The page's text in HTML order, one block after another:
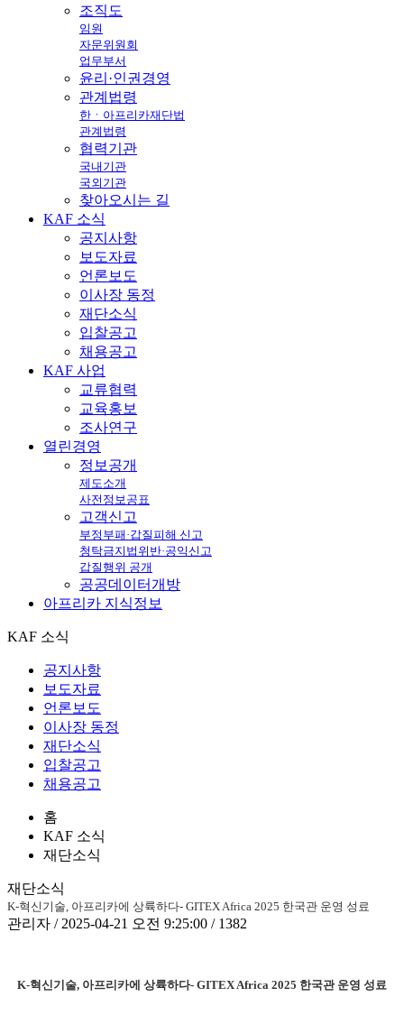
조직도
임원
자문위원회
업무부서
윤리·인권경영
관계법령
한ㆍ아프리카재단법
관계법령
협력기관
국내기관
국외기관
찾아오시는 길
KAF 소식
공지사항
보도자료
언론보도
이사장 동정
재단소식
입찰공고
채용공고
KAF 사업
교류협력
교육홍보
조사연구
열린경영
정보공개
제도소개
사전정보공표
고객신고
부정부패·갑질피해 신고
청탁금지법위반·공익신고
갑질행위 공개
공공데이터개방
아프리카 지식정보
KAF 소식
공지사항
보도자료
언론보도
이사장 동정
재단소식
입찰공고
채용공고
홈
KAF 소식
재단소식
재단소식
K-혁신기술, 아프리카에 상륙하다- GITEX Africa 2025 한국관 운영 성료
관리자 / 2025-04-21 오전 9:25:00 / 1382
K-혁신기술, 아프리카에 상륙하다- GITEX Africa 2025 한국관 운영 성료